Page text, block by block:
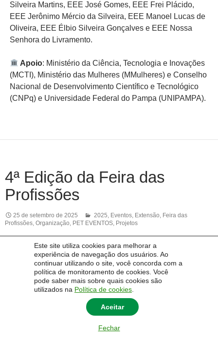
Este site utiliza cookies para melhorar a
experiência de navegação dos usuários. Ao
continuar utilizando o site, você concorda com a
política de monitoramento de cookies. Você
pode saber mais sobre quais cookies são
utilizados na Política de cookies
Aceitar
Fechar
Silveira Martins, EEE José Gomes, EEE Frei Plácido,
EEE Jerônimo Mércio da Silveira, EEE Manoel Lucas de
Oliveira, EEE Élbio Silveira Gonçalves e EEE Nossa
Senhora do Livramento.
Apoio: Ministério da Ciência, Tecnologia e Inovações
(MCTI), Ministério das Mulheres (MMulheres) e Conselho
Nacional de Desenvolvimento Científico e Tecnológico
(CNPq) e Universidade Federal do Pampa (UNIPAMPA).
4ª Edição da Feira das
Profissões
25 de setembro de 2025 2025, Eventos, Extensão, Feira das
Profissões, Organização, PET EVENTOS, Projetos